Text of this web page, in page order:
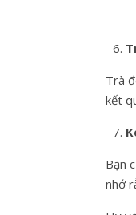
Trà
kết
Bạn
nhớ